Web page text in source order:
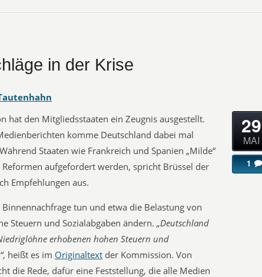
in der Krise
hat den Mitgliedsstaaten ein Zeugnis ausgestellt.
komme Deutschland dabei mal
Staaten wie Frankreich und Spanien „Milde“
aufgefordert werden, spricht Brüssel der
Empfehlungen aus.
tun und etwa die Belastung von
Steuern und Sozialabgaben ändern. „Deutschland
erhobenen hohen Steuern und
, heißt es im Originaltext der Kommission. Von
die Rede, dafür eine Feststellung, die alle Medien
29
MAI
1